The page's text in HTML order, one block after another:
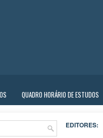
QUADRO HORÁRIO DE ESTUDOS
EDITORES: